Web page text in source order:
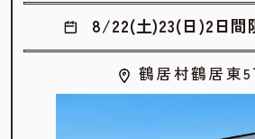
8/22(土)23(日)2日間
鶴居村鶴居東5